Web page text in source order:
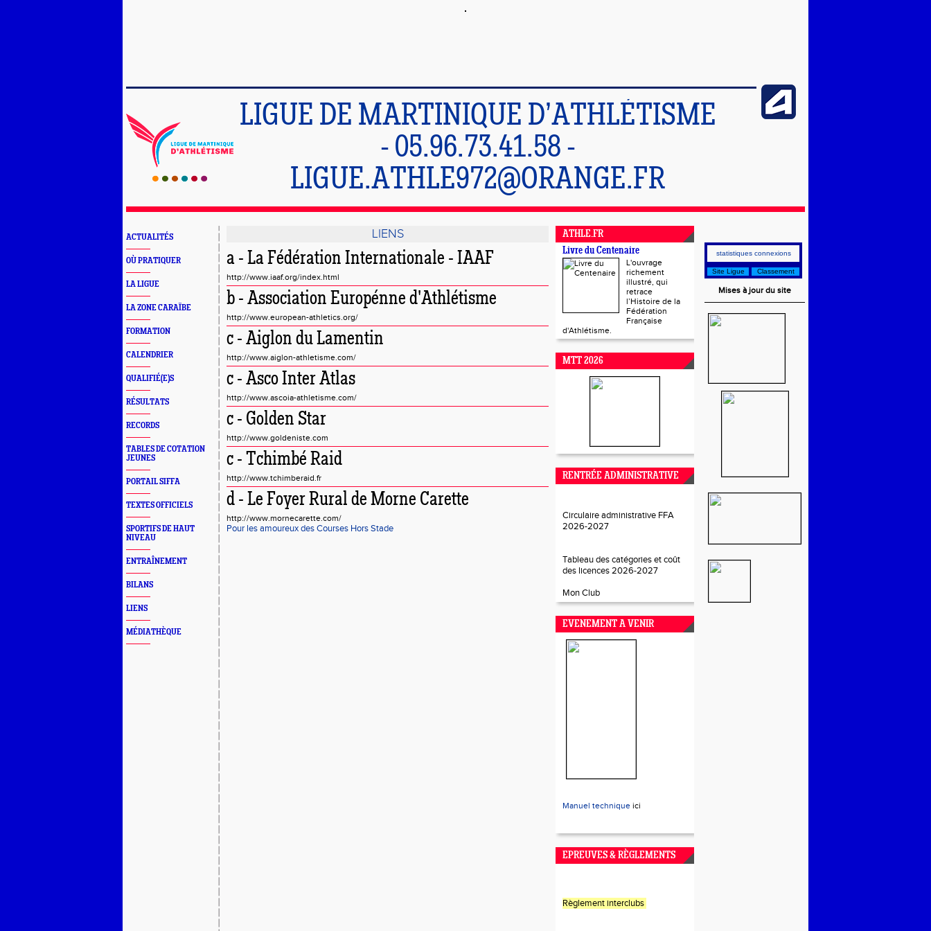
LIGUE DE MARTINIQUE D’ATHLÉTISME
- 05.96.73.41.58 -
LIGUE.ATHLE972@ORANGE.FR
ACTUALITÉS
OÙ PRATIQUER
LA LIGUE
LA ZONE CARAÏBE
FORMATION
CALENDRIER
QUALIFIÉ(E)S
RÉSULTATS
RECORDS
TABLES DE COTATION
JEUNES
PORTAIL SIFFA
TEXTES OFFICIELS
SPORTIFS DE HAUT
NIVEAU
ENTRAÎNEMENT
BILANS
LIENS
MÉDIATHÈQUE
LIENS
a - La Fédération Internationale - IAAF
http://www.iaaf.org/index.html
b - Association Europénne d'Athlétisme
http://www.european-athletics.org/
c - Aiglon du Lamentin
http://www.aiglon-athletisme.com/
c - Asco Inter Atlas
http://www.ascoia-athletisme.com/
c - Golden Star
http://www.goldeniste.com
c - Tchimbé Raid
http://www.tchimberaid.fr
d - Le Foyer Rural de Morne Carette
http://www.mornecarette.com/
Pour les amoureux des Courses Hors Stade
ATHLE.FR
Livre du Centenaire
L'ouvrage
richement
illustré, qui
retrace
l’Histoire de la
Fédération
Française
d'Athlétisme.
MTT 2026
RENTRÉE ADMINISTRATIVE
Circulaire administrative FFA
2026-2027
Tableau des catégories et coût
des licences 2026-2027
Mon Club
EVENEMENT A VENIR
Manuel technique ici
EPREUVES & RÈGLEMENTS
Règlement interclubs
statistiques connexions
Site Ligue Classement
Mises à jour du site